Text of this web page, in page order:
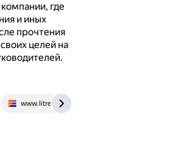
где
и иных
прочтения
целей на
www.litres.ru